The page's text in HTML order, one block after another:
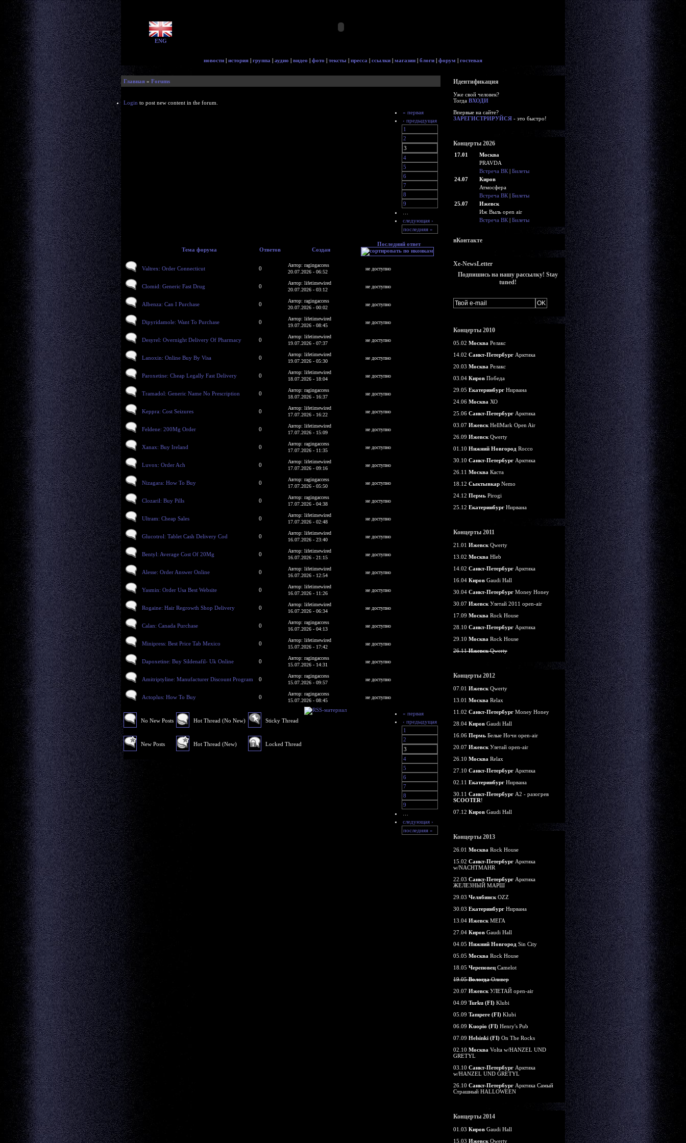
ENG
новости | история | группа | аудио | видео | фото | тексты | пресса | ссылки | магазин | блоги | форум | гостевая
Главная » Forums
Login to post new content in the forum.
« первая
‹ предыдущая
1
2
3
4
5
6
7
8
9
следующая ›
последняя »
Тема форума Ответов Создан
Последний ответ
Valtrex: Order Connecticut 0
Автор: ragingaccess
20.07.2026 - 06:52
не доступно
Clomid: Generic Fast Drug 0
Автор: lifetimewired
20.07.2026 - 03:12
не доступно
Albenza: Can I Purchase 0
Автор: ragingaccess
20.07.2026 - 00:02
не доступно
Dipyridamole: Want To Purchase 0
Автор: lifetimewired
19.07.2026 - 08:45
не доступно
Desyrel: Overnight Delivery Of Pharmacy 0
Автор: lifetimewired
19.07.2026 - 07:37
не доступно
Lanoxin: Online Buy By Visa 0
Автор: lifetimewired
19.07.2026 - 05:30
не доступно
Paroxetine: Cheap Legally Fast Delivery 0
Автор: lifetimewired
18.07.2026 - 18:04
не доступно
Tramadol: Generic Name No Prescription 0
Автор: ragingaccess
18.07.2026 - 16:37
не доступно
Keppra: Cost Seizures 0
Автор: lifetimewired
17.07.2026 - 16:22
не доступно
Feldene: 200Mg Order 0
Автор: lifetimewired
17.07.2026 - 15:09
не доступно
Xanax: Buy Ireland 0
Автор: ragingaccess
17.07.2026 - 11:35
не доступно
Luvox: Order Ach 0
Автор: lifetimewired
17.07.2026 - 09:16
не доступно
Nizagara: How To Buy 0
Автор: ragingaccess
17.07.2026 - 05:50
не доступно
Clozaril: Buy Pills 0
Автор: ragingaccess
17.07.2026 - 04:38
не доступно
Ultram: Cheap Sales 0
Автор: lifetimewired
17.07.2026 - 02:48
не доступно
Glucotrol: Tablet Cash Delivery Cod 0
Автор: lifetimewired
16.07.2026 - 23:40
не доступно
Bentyl: Average Cost Of 20Mg 0
Автор: lifetimewired
16.07.2026 - 21:15
не доступно
Alesse: Order Answer Online 0
Автор: lifetimewired
16.07.2026 - 12:54
не доступно
Yasmin: Order Usa Best Website 0
Автор: lifetimewired
16.07.2026 - 11:26
не доступно
Rogaine: Hair Regrowth Shop Delivery 0
Автор: lifetimewired
16.07.2026 - 06:34
не доступно
Calan: Canada Purchase 0
Автор: ragingaccess
16.07.2026 - 04:13
не доступно
Minipress: Best Price Tab Mexico 0
Автор: lifetimewired
15.07.2026 - 17:42
не доступно
Dapoxetine: Buy Sildenafil- Uk Online 0
Автор: ragingaccess
15.07.2026 - 14:31
не доступно
Amitriptyline: Manufacturer Discount Program 0
Автор: ragingaccess
15.07.2026 - 09:57
не доступно
Actoplus: How To Buy 0
Автор: ragingaccess
15.07.2026 - 08:45
не доступно
No New Posts
New Posts
Hot Thread (No New)
Hot Thread (New)
Sticky Thread
Locked Thread
« первая
‹ предыдущая
1
2
3
4
5
6
7
8
9
следующая ›
последняя »
Идентификация
Уже свой человек?
Тогда ВХОДИ
Впервые на сайте?
ЗАРЕГИСТРИРУЙСЯ - это быстро!
Концерты 2026
17.01
Москва
PRAVDA
Встреча ВК | Билеты
24.07
Киров
Атмосфера
Встреча ВК | Билеты
25.07
Ижевск
Иж Выль open air
Встреча ВК | Билеты
вКонтакте
Xe-NewsLetter
Подпишись на нашу рассылку! Stay
tuned!
Концерты 2010
05.02 Москва Релакс
14.02 Санкт-Петербург Арктика
20.03 Москва Релакс
03.04 Киров Победа
29.05 Екатеринбург Нирвана
24.06 Москва ХО
25.06 Санкт-Петербург Арктика
03.07 Ижевск HellMark Open Air
26.09 Ижевск Qwerty
01.10 Нижний Новгород Rocco
30.10 Санкт-Петербург Арктика
26.11 Москва Каста
18.12 Сыктывкар Nemo
24.12 Пермь Pirogi
25.12 Екатеринбург Нирвана
Концерты 2011
21.01 Ижевск Qwerty
13.02 Москва Hleb
14.02 Санкт-Петербург Арктика
16.04 Киров Gaudi Hall
30.04 Санкт-Петербург Money Honey
30.07 Ижевск Улетай 2011 open-air
17.09 Москва Rock House
28.10 Санкт-Петербург Арктика
29.10 Москва Rock House
26.11ИжевскQwerty
Концерты 2012
07.01 Ижевск Qwerty
13.01 Москва Relax
11.02 Санкт-Петербург Money Honey
28.04 Киров Gaudi Hall
16.06 Пермь Белые Ночи open-air
20.07 Ижевск Улетай open-air
26.10 Москва Relax
27.10 Санкт-Петербург Арктика
02.11 Екатеринбург Нирвана
30.11 Санкт-Петербург А2 - разогрев
SCOOTER!
07.12 Киров Gaudi Hall
Концерты 2013
26.01 Москва Rock House
15.02 Санкт-Петербург Арктика
w/NACHTMAHR
22.03 Санкт-Петербург Арктика
ЖЕЛЕЗНЫЙ МАРШ
29.03 Челябинск OZZ
30.03 Екатеринбург Нирвана
13.04 Ижевск МЕГА
27.04 Киров Gaudi Hall
04.05 Нижний Новгород Sin City
05.05 Москва Rock House
18.05 Череповец Camelot
19.05ВологдаОливер
20.07 Ижевск УЛЕТАЙ open-air
04.09 Turku (FI) Klubi
05.09 Tampere (FI) Klubi
06.09 Kuopio (FI) Henry's Pub
07.09 Helsinki (FI) On The Rocks
02.10 Москва Volta w/HANZEL UND
GRETYL
03.10 Санкт-Петербург Арктика
w/HANZEL UND GRETYL
26.10 Санкт-Петербург Арктика Самый
Страшный HALLOWEEN
Концерты 2014
01.03 Киров Gaudi Hall
15.03 Ижевск Qwerty